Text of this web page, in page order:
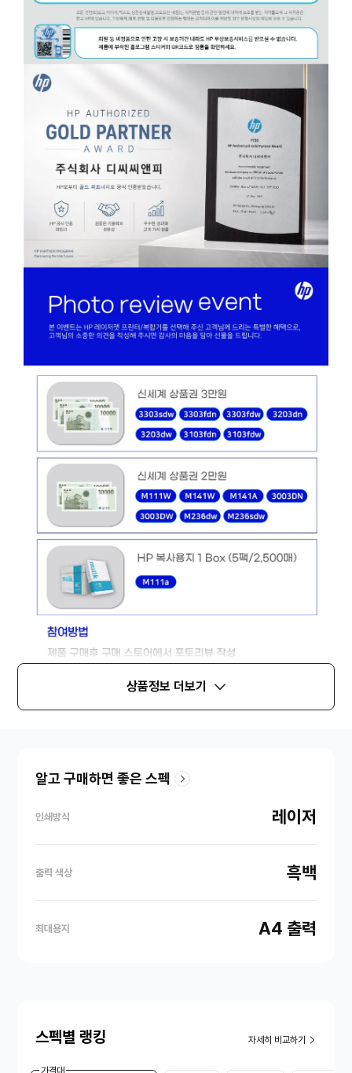
상품정보 더보기
알고 구매하면 좋은 스펙
인쇄방식 레이저
출력 색상 흑백
최대용지 A4 출력
스펙별 랭킹 자세히 비교하기
가격대